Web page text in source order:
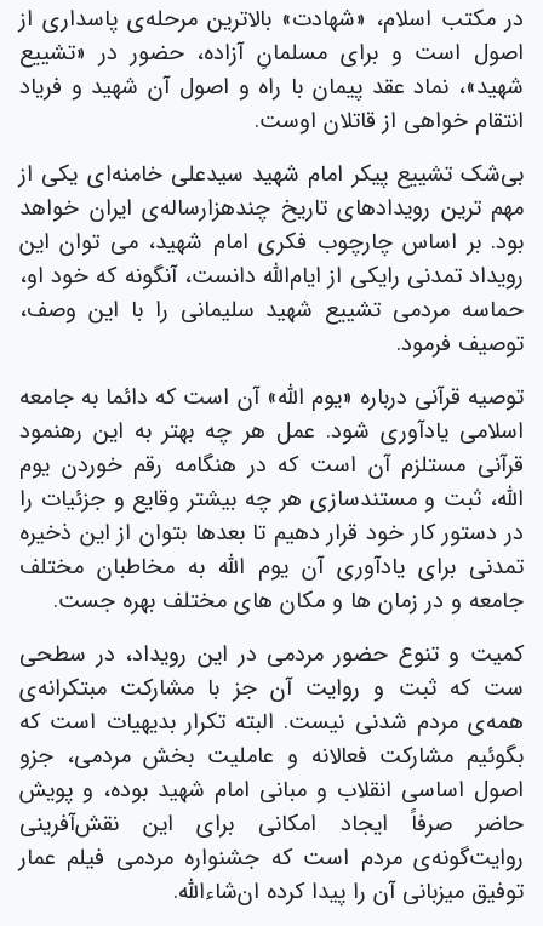
در مکتب اسلام، «شهادت» بالاترین مرحله‌ی پاسداری از
اصول است و برای مسلمانِ آزاده، حضور در «تشییع
شهید»، نماد عقد پیمان با راه و اصول آن شهید و فریاد
انتقام خواهی از قاتلان اوست.
بی‌شک تشییع پیکر امام شهید سیدعلی خامنه‌ای یکی از
مهم ترین رویدادهای تاریخ چندهزارساله‌ی ایران خواهد
بود. بر اساس چارچوب فکری امام شهید، می توان این
رویداد تمدنی رایکی از ایام‌الله دانست، آنگونه که خود او،
حماسه مردمی تشییع شهید سلیمانی را با این وصف،
توصیف فرمود.
توصیه قرآنی درباره «یوم الله» آن است که دائما به جامعه
اسلامی یادآوری شود. عمل هر چه بهتر به این رهنمود
قرآنی مستلزم آن است که در هنگامه رقم خوردن یوم
الله، ثبت و مستندسازی هر چه بیشتر وقایع و جزئیات را
در دستور کار خود قرار دهیم تا بعدها بتوان از این ذخیره
تمدنی برای یادآوری آن یوم الله به مخاطبان مختلف
جامعه و در زمان ها و مکان های مختلف بهره جست.
کمیت و تنوع حضور مردمی در این رویداد، در سطحی
ست که ثبت و روایت آن جز با مشارکت مبتکرانه‌ی
همه‌ی مردم شدنی نیست. البته تکرار بدیهیات است که
بگوئیم مشارکت فعالانه و عاملیت بخش مردمی، جزو
اصول اساسی انقلاب و مبانی امام شهید بوده، و پویش
حاضر صرفاً ایجاد امکانی برای این نقش‌آفرینی
روایت‌گونه‌ی مردم است که جشنواره مردمی فیلم عمار
توفیق میزبانی آن را پیدا کرده ان‌شاءالله.